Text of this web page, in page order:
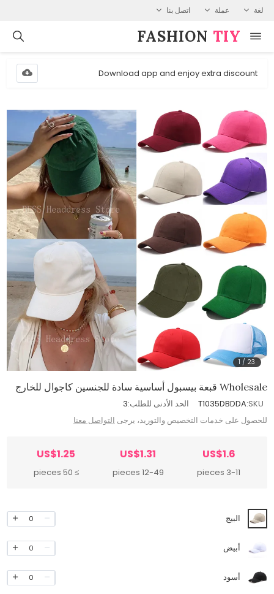
لغة عملة اتصل بنا
FASHION⁠ TIY
Download app and enjoy extra discount
1 / 23
Wholesale قبعة بيسبول أساسية سادة للجنسين كاجوال للخارج
SKU:
T1035DBDDA الحد الأدنى للطلب:3
للحصول على خدمات التخصيص والتوريد، يرجى التواصل معنا
US$1.6
3-11 pieces
US$1.31
12-49 pieces
US$1.25
≥ 50 pieces
البيج 0
أبيض 0
أسود 0